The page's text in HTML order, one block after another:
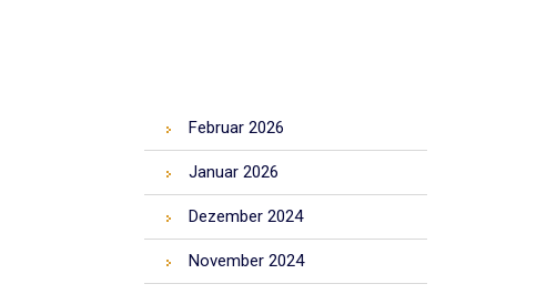
Februar 2026
Januar 2026
Dezember 2024
November 2024